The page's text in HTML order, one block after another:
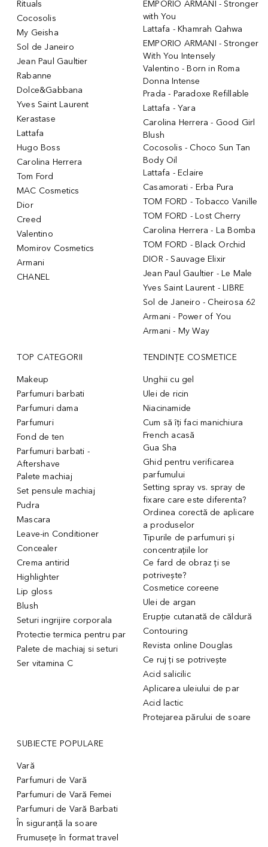
Rituals
Cocosolis
My Geisha
Sol de Janeiro
Jean Paul Gaultier
Rabanne
Dolce&Gabbana
Yves Saint Laurent
Kerastase
Lattafa
Hugo Boss
Carolina Herrera
Tom Ford
MAC Cosmetics
Dior
Creed
Valentino
Momirov Cosmetics
Armani
CHANEL
EMPORIO ARMANI - Stronger
with You
Lattafa - Khamrah Qahwa
EMPORIO ARMANI - Stronger
With You Intensely
Valentino - Born in Roma
Donna Intense
Prada - Paradoxe Refillable
Lattafa - Yara
Carolina Herrera - Good Girl
Blush
Cocosolis - Choco Sun Tan
Body Oil
Lattafa - Eclaire
Casamorati - Erba Pura
TOM FORD - Tobacco Vanille
TOM FORD - Lost Cherry
Carolina Herrera - La Bomba
TOM FORD - Black Orchid
DIOR - Sauvage Elixir
Jean Paul Gaultier - Le Male
Yves Saint Laurent - LIBRE
Sol de Janeiro - Cheirosa 62
Armani - Power of You
Armani - My Way
TOP CATEGORII
Makeup
Parfumuri barbati
Parfumuri dama
Parfumuri
Fond de ten
Parfumuri barbati -
Aftershave
Palete machiaj
Set pensule machiaj
Pudra
Mascara
Leave-in Conditioner
Concealer
Crema antirid
Highlighter
Lip gloss
Blush
Seturi ingrijire corporala
Protectie termica pentru par
Palete de machiaj si seturi
Ser vitamina C
TENDINȚE COSMETICE
Unghii cu gel
Ulei de ricin
Niacinamide
Cum să îți faci manichiura
French acasă
Gua Sha
Ghid pentru verificarea
parfumului
Setting spray vs. spray de
fixare care este diferenta?
Ordinea corectă de aplicare
a produselor
Tipurile de parfumuri și
concentrațiile lor
Ce fard de obraz ți se
potrivește?
Cosmetice coreene
Ulei de argan
Erupție cutanată de căldură
Contouring
Revista online Douglas
Ce ruj ți se potrivește
Acid salicilic
Aplicarea uleiului de par
Acid lactic
Protejarea părului de soare
SUBIECTE POPULARE
Vară
Parfumuri de Vară
Parfumuri de Vară Femei
Parfumuri de Vară Barbati
În siguranță la soare
Frumusețe în format travel